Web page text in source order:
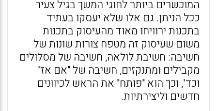
המוכשרים ביותר לחוגי המשך בגיל צעיר
ככל הניתן. גם אלו שלא יעסקו בעתיד
בתכנות ירוויחו מאוד מהעיסוק בתכנות
משום שעיסוק זה מטפח צורות שונות של
חשיבה: חשיבת לולאה, חשיבה של מסלולים
מקבילים ומתנקזים, חשיבה של "אם אז"
וכד', וכך הוא "פותח" את הראש לכיוונים
חדשים וליצירתיות.